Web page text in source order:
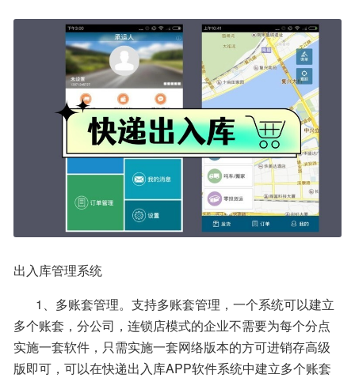
出入库管理系统
多个账套，分公司，连锁店模式的企业不需要为每个分点
实施一套软件，只需实施一套网络版本的方可进销存高级
版即可，可以在快递出入库APP软件系统中建立多个账套